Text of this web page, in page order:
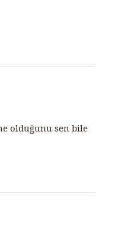
olduğunu sen bile